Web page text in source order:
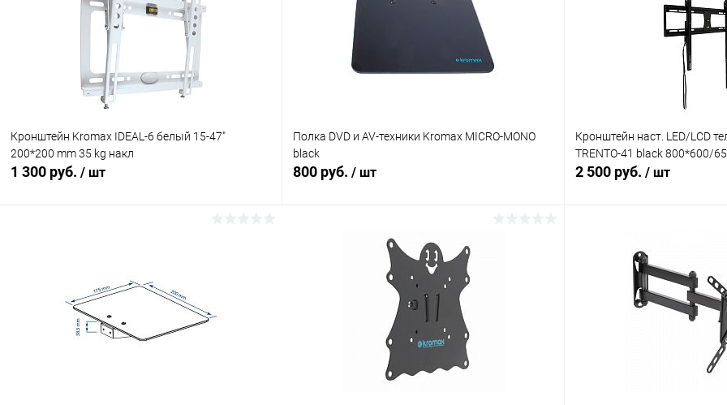
Кронштейн Kromax IDEAL-6 белый 15-47"
200*200 mm 35 kg накл
1 300 руб. / шт
В избранное В наличии (10)
Полка DVD и AV-техники Kromax MICRO-MONO
black
800 руб. / шт
В наличии (67)
Кронштейн наст. LED/LCD
TRENTO-41 black 800*600/
2 500 руб. / шт
Сравнение
В избранное